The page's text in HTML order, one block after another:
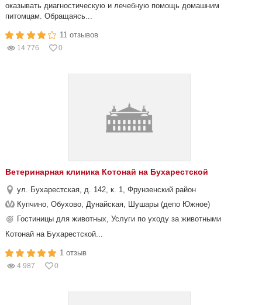
оказывать диагностическую и лечебную помощь домашним
питомцам. Обращаясь...
11 отзывов
14 776 0
Ветеринарная клиника Котонай на Бухарестской
ул. Бухарестская, д. 142, к. 1, Фрунзенский район
Купчино, Обухово, Дунайская, Шушары (депо Южное)
Гостиницы для животных, Услуги по уходу за животными
Котонай на Бухарестской...
1 отзыв
4 987 0